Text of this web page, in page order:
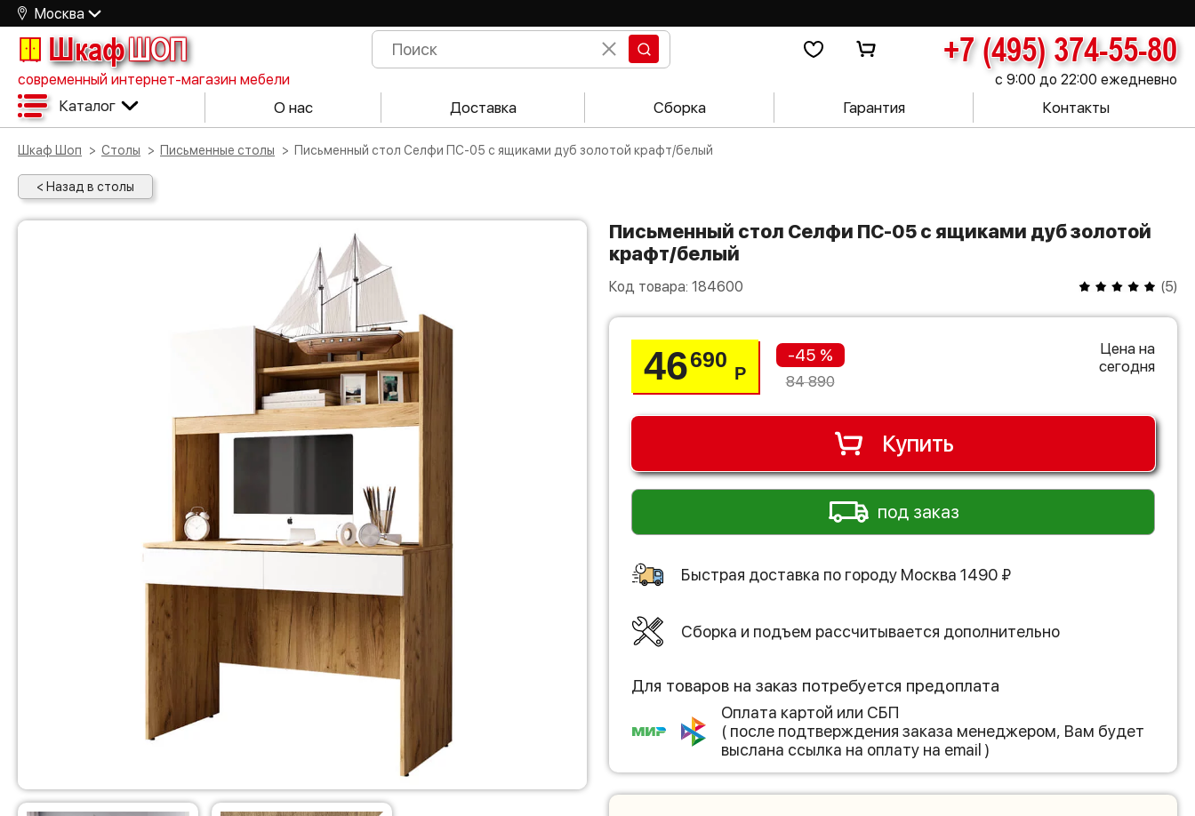
Москва
ШкафШОП +7 (495) 374-55-80
современный интернет-магазин мебели с 9:00 до 22:00 ежедневно
Каталог О нас Доставка Сборка Гарантия Контакты
Шкаф Шоп Столы Письменные столы Письменный стол Селфи ПС-05 с ящиками дуб золотой крафт/белый
< Назад в столы
Письменный стол Селфи ПС-05 с ящиками дуб золотой
крафт/белый
Код товара: 184600 (5)
46690
Р
-45 %
84 890
Цена на
сегодня
Купить
под заказ
Быстрая доставка по городу Москва 1490 ₽
Сборка и подъем рассчитывается дополнительно
Для товаров на заказ потребуется предоплата
Оплата картой или СБП
( после подтверждения заказа менеджером, Вам будет
выслана ссылка на оплату на email )